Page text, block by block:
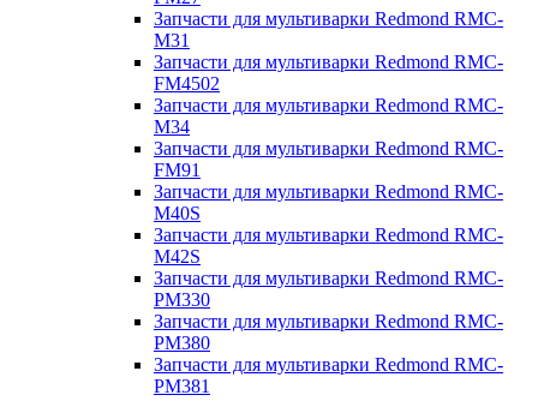
Запчасти для мультиварки Redmond RMC-
M31
Запчасти для мультиварки Redmond RMC-
FM4502
Запчасти для мультиварки Redmond RMC-
M34
Запчасти для мультиварки Redmond RMC-
FM91
Запчасти для мультиварки Redmond RMC-
M40S
Запчасти для мультиварки Redmond RMC-
M42S
Запчасти для мультиварки Redmond RMC-
PM330
Запчасти для мультиварки Redmond RMC-
PM380
Запчасти для мультиварки Redmond RMC-
PM381